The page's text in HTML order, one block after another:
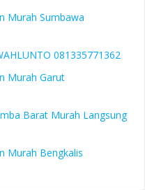
Murah Sumbawa
081335771362
Murah Garut
Barat Murah Langsung
Murah Bengkalis